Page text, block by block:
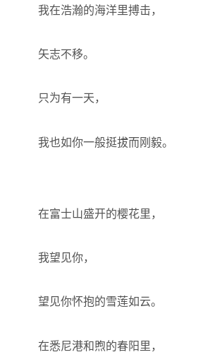
我在浩瀚的海洋里搏击，
矢志不移。
只为有一天，
我也如你一般挺拔而刚毅。
在富士山盛开的樱花里，
我望见你，
望见你怀抱的雪莲如云。
在悉尼港和煦的春阳里，